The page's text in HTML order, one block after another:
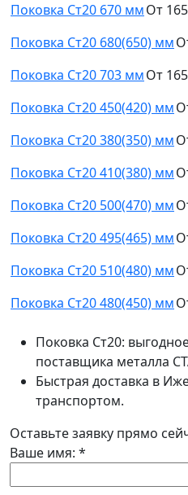
Поковка Ст20 670 ммОт
Поковка Ст20 680(650) мм
Поковка Ст20 703 ммОт
Поковка Ст20 450(420) мм
Поковка Ст20 380(350) мм
Поковка Ст20 410(380) мм
Поковка Ст20 500(470) мм
Поковка Ст20 495(465) мм
Поковка Ст20 510(480) мм
Поковка Ст20 480(450) мм
Поковка Ст20:
поставщика металла
Быстрая доставка в
транспортом.
Оставьте заявку прямо
Ваше имя: *